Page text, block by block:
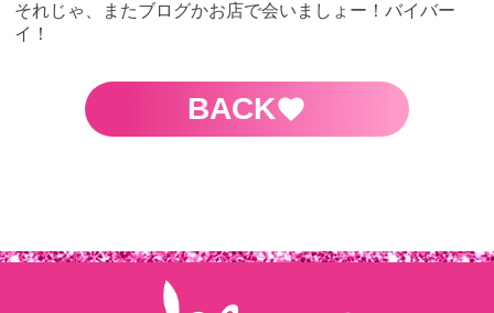
それじゃ、またブログかお店で会いましょー！バイバー
イ！
BACK